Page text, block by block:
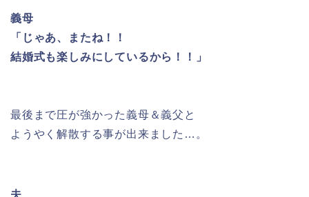
義母
「じゃあ、またね！！
結婚式も楽しみにしているから！！」
最後まで圧が強かった義母＆義父と
ようやく解散する事が出来ました…。
夫